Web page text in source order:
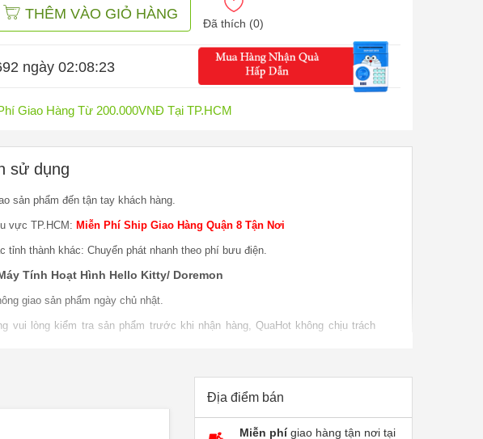
THÊM VÀO GIỎ HÀNG
Đã thích (0)
ngày 02:08:20
Giao Hàng Từ 200.000VNĐ Tại TP.HCM
sử dụng
sản phẩm đến tận tay khách hàng.
vực TP.HCM: Miễn Phí Ship Giao Hàng Quận 8 Tận Nơi
tỉnh thành khác: Chuyển phát nhanh theo phí bưu điện.
Tính Hoạt Hình Hello Kitty/ Doremon
giao sản phẩm ngày chủ nhật.
vui lòng kiểm tra sản phẩm trước khi nhận hàng, QuaHot không chịu trách
sản phẩm sau khi giao hàng.
Địa điểm bán
Miễn phígiao hàng tận nơi tại